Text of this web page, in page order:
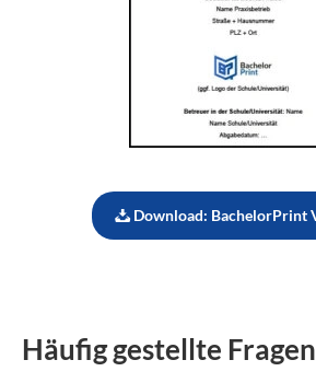
Download: BachelorPrint
Häufig gestellte Fragen